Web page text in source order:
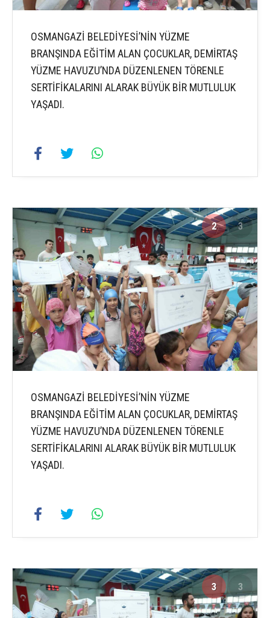
OSMANGAZİ BELEDİYESİ’NİN YÜZME
BRANŞINDA EĞİTİM ALAN ÇOCUKLAR, DEMİRTAŞ
YÜZME HAVUZU’NDA DÜZENLENEN TÖRENLE
SERTİFİKALARINI ALARAK BÜYÜK BİR MUTLULUK
YAŞADI.
2 3
OSMANGAZİ BELEDİYESİ’NİN YÜZME
BRANŞINDA EĞİTİM ALAN ÇOCUKLAR, DEMİRTAŞ
YÜZME HAVUZU’NDA DÜZENLENEN TÖRENLE
SERTİFİKALARINI ALARAK BÜYÜK BİR MUTLULUK
YAŞADI.
3 3